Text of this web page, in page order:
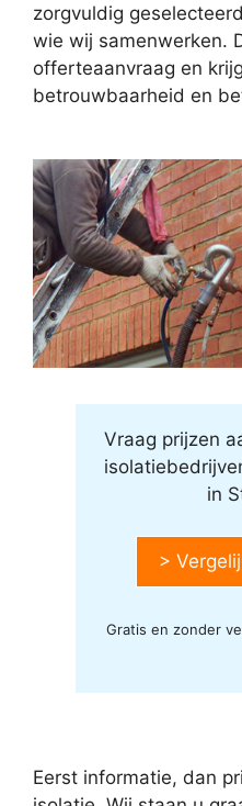
zorgvuldig
wie wij samenwerken.
offerteaanvraag en
betrouwbaarheid en
Vraag prijzen
in
>
Gratis en zonder
Eerst informatie, dan